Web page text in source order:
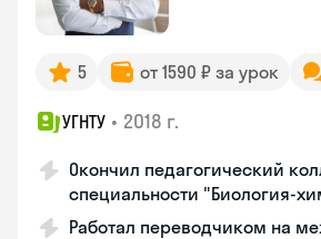
5 от 1590 ₽ за урок
УГНТУ • 2018 г.
Окончил педагогический
специальности "Биология-
Работал переводчиком на